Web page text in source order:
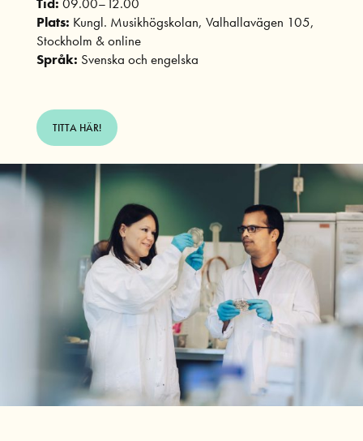
Plats: Kungl. Musikhögskolan, Valhallavägen 105,
Stockholm & online
Språk: Svenska och engelska
TITTA HÄR!